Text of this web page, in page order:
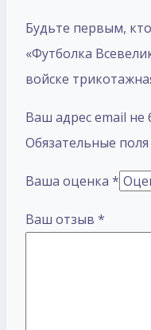
Будьте первым,
«Футболка
войске
Ваш адрес email не
Обязательные
Ваша оценка *
Ваш отзыв *